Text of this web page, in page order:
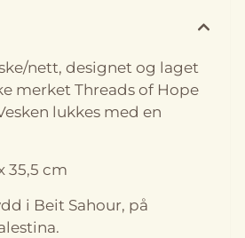
nett, designet og laget
merket Threads of Hope
lukkes med en
35,5 cm
i Beit Sahour, på